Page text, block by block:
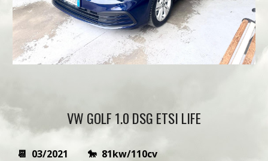
VW GOLF 1.0 DSG ETSI LIFE
📆 03/2021 🐎 81kw/110cv